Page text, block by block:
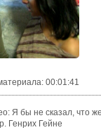
: 00:01:41
Я бы не сказал, что
Генрих Гейне